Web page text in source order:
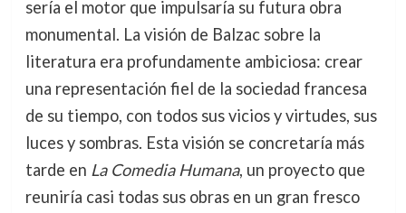
sería el motor que impulsaría su futura obra
monumental. La visión de Balzac sobre la
literatura era profundamente ambiciosa: crear
una representación fiel de la sociedad francesa
de su tiempo, con todos sus vicios y virtudes, sus
luces y sombras. Esta visión se concretaría más
tarde en La Comedia Humana, un proyecto que
reuniría casi todas sus obras en un gran fresco